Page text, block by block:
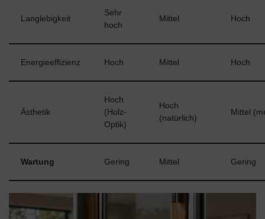
Langlebigkeit
Sehr
hoch
Mittel Hoch
Energieeffizienz Hoch Mittel Hoch
Ästhetik
Hoch
(Holz-
Optik)
Hoch
(natürlich)
Mittel
Wartung Gering Mittel Gering